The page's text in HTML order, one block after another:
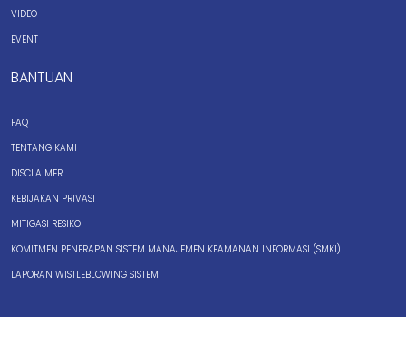
VIDEO
EVENT
BANTUAN
FAQ
TENTANG KAMI
DISCLAIMER
KEBIJAKAN PRIVASI
MITIGASI RESIKO
KOMITMEN PENERAPAN SISTEM MANAJEMEN KEAMANAN INFORMASI (SMKI)
LAPORAN WISTLEBLOWING SISTEM